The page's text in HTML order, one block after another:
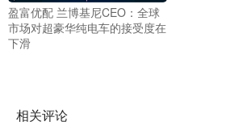
盈富优配 兰博基尼CEO：全球
市场对超豪华纯电车的接受度在
下滑
相关评论